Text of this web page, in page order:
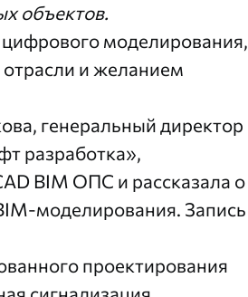
объектов.
цифрового моделирования,
и желанием
генеральный директор
разработка»,
BIM ОПС и рассказала о
моделирования. Запись
проектирования